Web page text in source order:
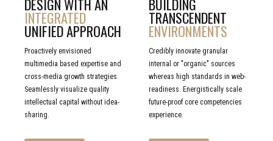
DESIGN WITH AN
INTEGRATED
UNIFIED APPROACH
Proactively envisioned
multimedia based expertise and
cross-media growth strategies.
Seamlessly visualize quality
intellectual capital without idea-
BUILDING
TRANSCENDENT
ENVIRONMENTS
Credibly innovate granular
internal or "organic" sources
whereas high standards in web-
readiness. Energistically scale